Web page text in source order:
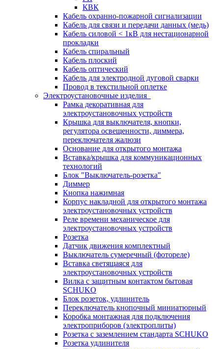
КВК
Кабель охранно-пожарной сигнализации
Кабель для связи и передачи данных (медь)
Кабель силовой < 1кВ для нестационарной
прокладки
Кабель спиральный
Кабель плоский
Кабель оптический
Кабель для электродной дуговой сварки
Провод в текстильной оплетке
Электроустановочные изделия
Рамка декоративная для
электроустановочных устройств
Крышка для выключателя, кнопки,
регулятора освещенности, диммера,
переключателя жалюзи
Основание для открытого монтажа
Вставка/крышка для коммуникационных
технологий
Блок "Выключатель-розетка"
Диммер
Кнопка нажимная
Корпус накладной для открытого монтажа
электроустановочных устройств
Реле времени механическое для
электроустановочных устройств
Розетка
Датчик движения комплектный
Выключатель сумеречный (фотореле)
Вставка светящаяся для
электроустановочных устройств
Вилка с защитным контактом бытовая
SCHUKO
Блок розеток, удлинитель
Переключатель кнопочный миниатюрный
Коробка монтажная для подключения
электроприборов (электроплиты)
Розетка с заземлением стандарта SCHUKO
Розетка удлинителя